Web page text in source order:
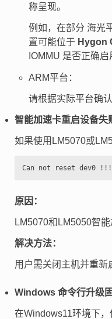
称呈现。
例如，在部分 海光
置可能位于 Hygon
IOMMU 是否正确
ARM平台：
请根据实际平台确
智能加速卡重启设备
如果使用LM5070或
原因：
LM5070和LM5050智
解决方法：
用户需关闭主机并重新
Windows 命令行升级
在Windows11环境下